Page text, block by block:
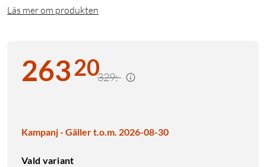
Läs mer om produkten
26320329:-
Kampanj - Gäller t.o.m. 2026-08-30
Vald variant